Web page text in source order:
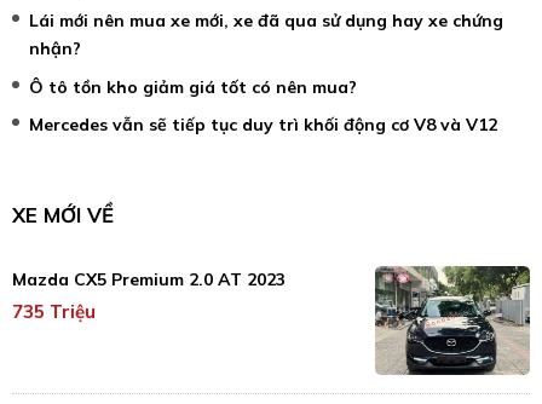
Lái mới nên mua xe mới, xe đã qua sử dụng hay xe chứng
nhận?
Ô tô tồn kho giảm giá tốt có nên mua?
Mercedes vẫn sẽ tiếp tục duy trì khối động cơ V8 và V12
XE MỚI VỀ
Mazda CX5 Premium 2.0 AT 2023
735 Triệu